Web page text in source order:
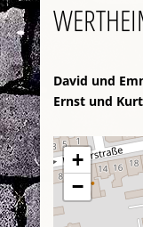
David und
Ernst und Kurt
+
−